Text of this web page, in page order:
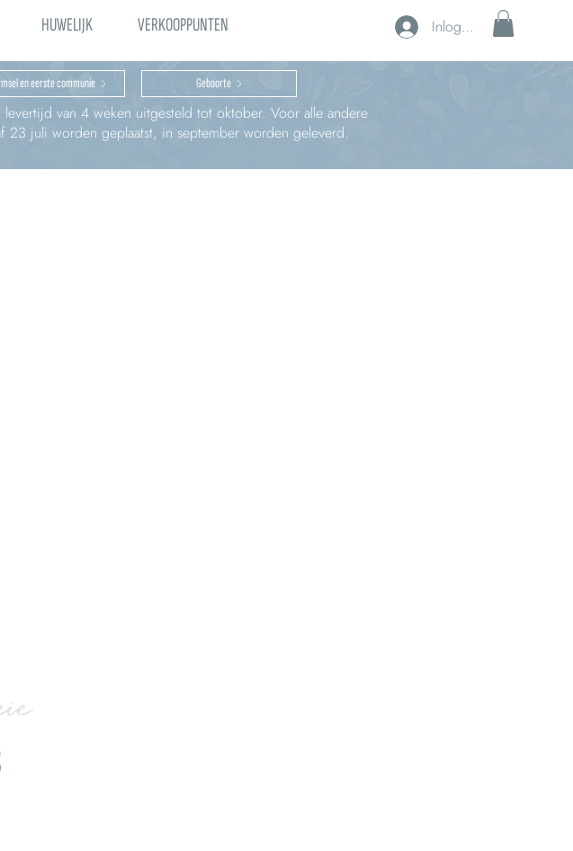
HUWELIJK VERKOOPPUNTEN Inloggen
en eerste communie Geboorte
van 4 weken uitgesteld tot oktober. Voor alle andere
juli worden geplaatst, in september worden geleverd.